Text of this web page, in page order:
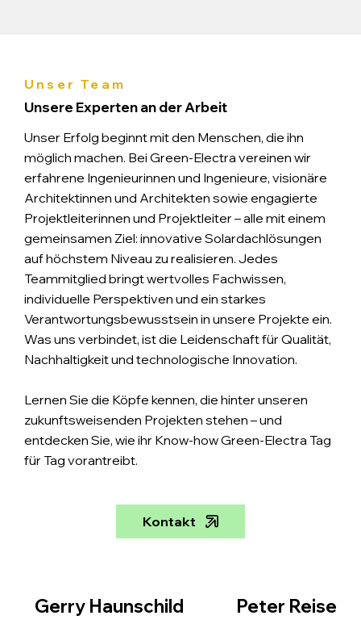
Gerry Haunschild Peter Reiser
Unser Team
Unsere Experten an der Arbeit
Unser Erfolg beginnt mit den Menschen, die ihn
möglich machen. Bei Green-Electra vereinen wir
erfahrene Ingenieurinnen und Ingenieure, visionäre
Architektinnen und Architekten sowie engagierte
Projektleiterinnen und Projektleiter – alle mit einem
gemeinsamen Ziel: innovative Solardachlösungen
auf höchstem Niveau zu realisieren. Jedes
Teammitglied bringt wertvolles Fachwissen,
individuelle Perspektiven und ein starkes
Verantwortungsbewusstsein in unsere Projekte ein.
Was uns verbindet, ist die Leidenschaft für Qualität,
Nachhaltigkeit und technologische Innovation.
Lernen Sie die Köpfe kennen, die hinter unseren
zukunftsweisenden Projekten stehen – und
entdecken Sie, wie ihr Know-how Green-Electra Tag
für Tag vorantreibt.
Kontakt